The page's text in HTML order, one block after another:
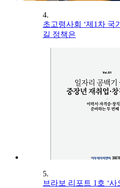
4.
초고령사회 ‘제1차 국
길 정책은
5.
브라보 리포트 1호 ‘